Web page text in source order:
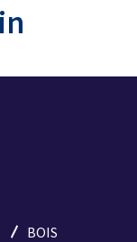
BOIS